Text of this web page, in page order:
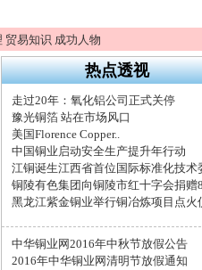
贸易知识 成功人物
热点透视